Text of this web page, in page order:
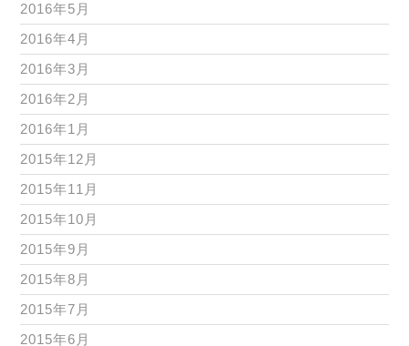
2016年5月
2016年4月
2016年3月
2016年2月
2016年1月
2015年12月
2015年11月
2015年10月
2015年9月
2015年8月
2015年7月
2015年6月